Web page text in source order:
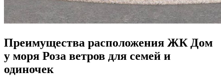
Преимущества расположения ЖК Дом
у моря Роза ветров для семей и
одиночек